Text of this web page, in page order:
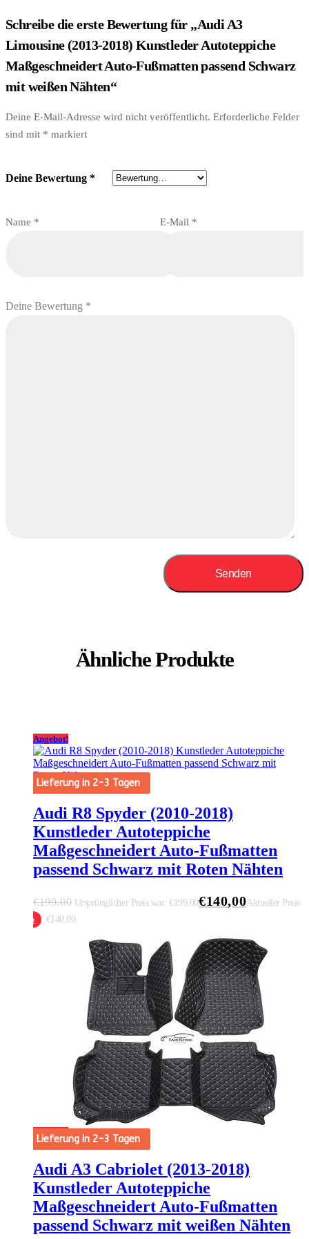
Schreibe die erste Bewertung für „Audi A3
Limousine (2013-2018) Kunstleder Autoteppiche
Maßgeschneidert Auto-Fußmatten passend Schwarz
mit weißen Nähten“
Deine E-Mail-Adresse wird nicht veröffentlicht. Erforderliche Felder
sind mit * markiert
Name * E-Mail *
Deine Bewertung *
Deine Bewertung *
Ähnliche Produkte
Angebot!
Lieferung in 2-3 Tagen
Audi R8 Spyder (2010-2018)
Kunstleder Autoteppiche
Maßgeschneidert Auto-Fußmatten
passend Schwarz mit Roten Nähten
€199,00 Ursprünglicher Preis war: €199,00€140,00Aktueller Preis
ist: €140,00.
Angebot!
Lieferung in 2-3 Tagen
Audi A3 Cabriolet (2013-2018)
Kunstleder Autoteppiche
Maßgeschneidert Auto-Fußmatten
passend Schwarz mit weißen Nähten